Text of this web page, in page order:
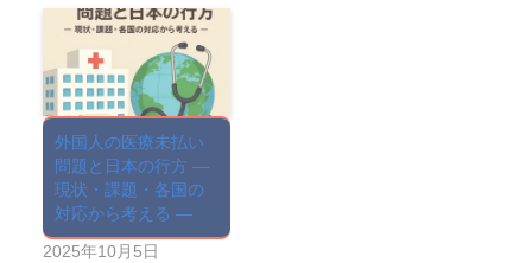
外国人の医療未払い
問題と日本の行方 ―
現状・課題・各国の
対応から考える ―
2025年10月5日